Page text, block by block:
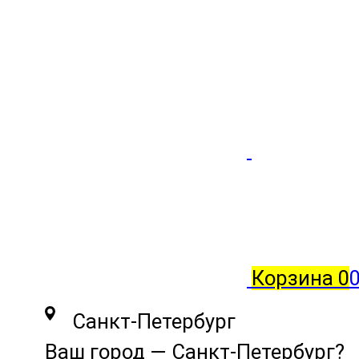
Корзина 0
Санкт-Петербург
Ваш город — Санкт-Петербург?